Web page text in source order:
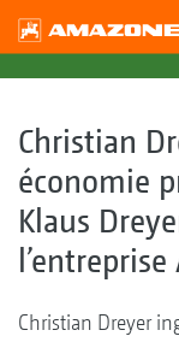
Christian
économie
Klaus
Christian Dreyer